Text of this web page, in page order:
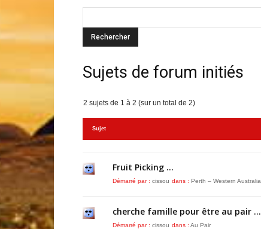
Sujets de forum initiés
2 sujets de 1 à 2 (sur un total de 2)
Sujet
Fruit Picking …
Démarré par : cissou dans : Perth – Western Australia
cherche famille pour être au pair …
Démarré par : cissou dans : Au Pair